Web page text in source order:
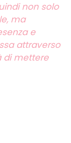
non solo
ma
e
attraverso
di mettere